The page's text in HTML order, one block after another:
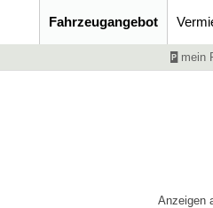
Fahrzeugangebot
mein
Anzeigen